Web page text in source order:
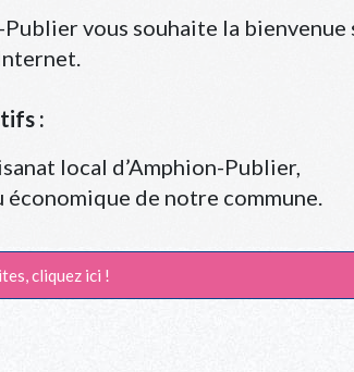
Publier vous souhaite la
:
local d’Amphion-Publier,
de notre commune.
cliquez ici !